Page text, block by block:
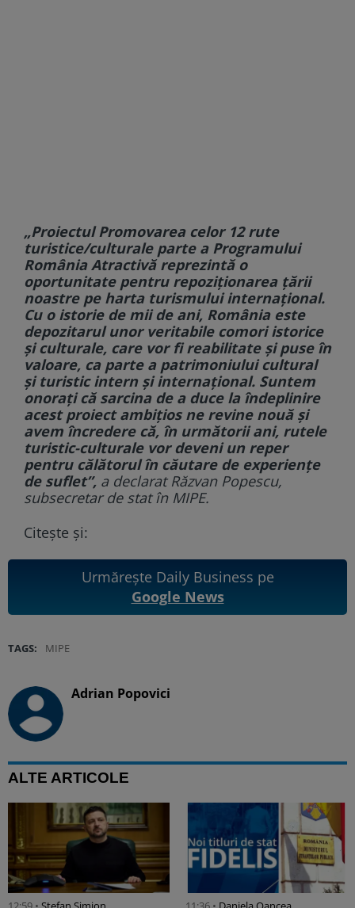
„Proiectul Promovarea celor 12 rute
turistice/culturale parte a Programului
România Atractivă reprezintă o
oportunitate pentru repoziţionarea ţării
noastre pe harta turismului internaţional.
Cu o istorie de mii de ani, România este
depozitarul unor veritabile comori istorice
şi culturale, care vor fi reabilitate şi puse în
valoare, ca parte a patrimoniului cultural
şi turistic intern şi internaţional. Suntem
onoraţi că sarcina de a duce la îndeplinire
acest proiect ambiţios ne revine nouă şi
avem încredere că, în următorii ani, rutele
turistic-culturale vor deveni un reper
pentru călătorul în căutare de experienţe
de suflet”, a declarat Răzvan Popescu,
subsecretar de stat în MIPE.
Citește și:
Urmărește Daily Business pe
Google News
TAGS: MIPE
Adrian Popovici
ALTE ARTICOLE